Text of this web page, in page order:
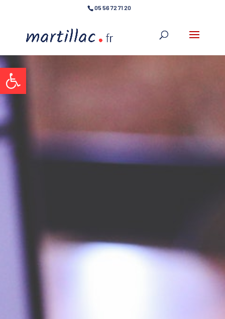
Ouvrir la barre d’outils
05 56 72 71 20